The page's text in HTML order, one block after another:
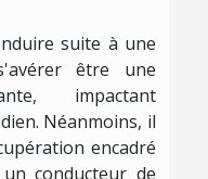
suite à une
être une
impactant
Néanmoins, il
encadré
conducteur de